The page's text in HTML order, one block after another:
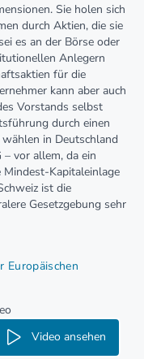
Sie holen sich
durch Aktien, die sie
es an der Börse oder
Anlegern
für die
kann aber auch
Vorstands selbst
durch einen
in Deutschland
vor allem, da ein
Kapitaleinlage
ist die
Gesetzgebung sehr
Europäischen
Die
Video ansehen